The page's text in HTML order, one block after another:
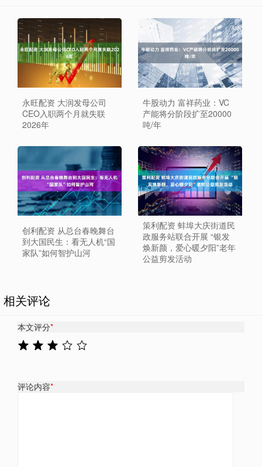
永旺配资 大润发母公司
CEO入职两个月就失联
2026年
牛股动力 富祥药业：VC
产能将分阶段扩至20000
吨/年
创利配资 从总台春晚舞台
到大国民生：看无人机“国
家队”如何智护山河
策利配资 蚌埠大庆街道民
政服务站联合开展 “银发
焕新颜，爱心暖夕阳”老年
公益剪发活动
相关评论
本文评分*
评论内容*